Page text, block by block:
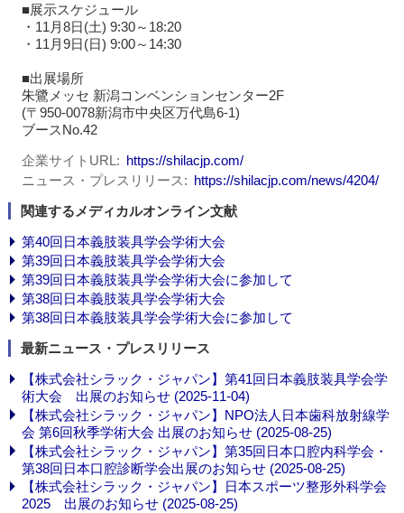
■展示スケジュール
・11月8日(土) 9:30～18:20
・11月9日(日) 9:00～14:30
■出展場所
朱鷺メッセ 新潟コンベンションセンター2F
(〒950-0078新潟市中央区万代島6-1)
ブースNo.42
企業サイトURL
https://shilacjp.com/
ニュース・プレスリリース
https://shilacjp.com/news/4204/
関連するメディカルオンライン文献
第40回日本義肢装具学会学術大会
第39回日本義肢装具学会学術大会
第39回日本義肢装具学会学術大会に参加して
第38回日本義肢装具学会学術大会
第38回日本義肢装具学会学術大会に参加して
最新ニュース・プレスリリース
【株式会社シラック・ジャパン】第41回日本義肢装具学会学
術大会 出展のお知らせ (2025-11-04)
【株式会社シラック・ジャパン】NPO法人日本歯科放射線学
会 第6回秋季学術大会 出展のお知らせ (2025-08-25)
【株式会社シラック・ジャパン】第35回日本口腔内科学会・
第38回日本口腔診断学会出展のお知らせ (2025-08-25)
【株式会社シラック・ジャパン】日本スポーツ整形外科学会
2025 出展のお知らせ (2025-08-25)